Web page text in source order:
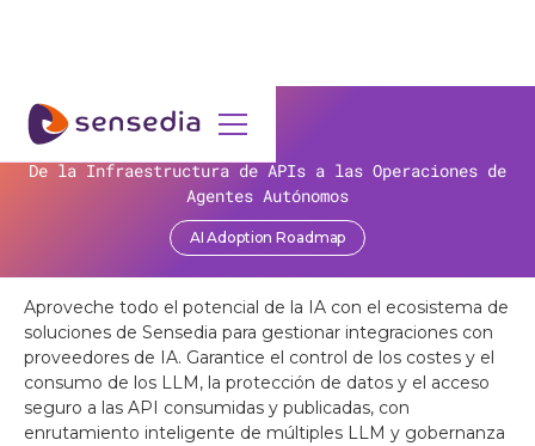
La eficiencia no paga las cuentas: la paradoja de
la IA en las organizaciones!
Obtener contenido
De la Infraestructura de APIs a las Operaciones de
Agentes Autónomos
AI Adoption Roadmap
AI ADOPTION
Potencie sus aplicaciones y
productos con Inteligencia
Aproveche todo el potencial de la IA con el ecosistema de
soluciones de Sensedia para gestionar integraciones con
proveedores de IA. Garantice el control de los costes y el
consumo de los LLM, la protección de datos y el acceso
seguro a las API consumidas y publicadas, con
enrutamiento inteligente de múltiples LLM y gobernanza